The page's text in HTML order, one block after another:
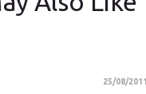
25/08/2011